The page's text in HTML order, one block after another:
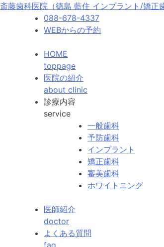
斎藤歯科医院（徳島 藍住 インプラント/矯
088-678-4337
WEBからの予約
HOME
toppage
医院の紹介
about clinic
診療内容
service
一般歯科
予防歯科
インプラント
矯正歯科
審美歯科
ホワイトニング
医師紹介
doctor
よくある質問
faq